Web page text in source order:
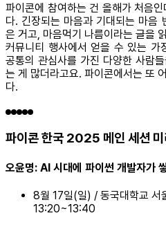
파이콘에 참여하는 건 올해가 처음
다. 긴장되는 마음과 기대되는 마음
은 거고, 마음먹기 나름이라는 글을
커뮤니티 행사에서 얻을 수 있는 가
공통의 관심사를 가진 다양한 사람
는 게 많더라고요. 파이콘에서는 또
다.
파이콘 한국 2025 메인 세션 미
오윤명: AI 시대에 파이썬 개발자가
8월 17일(일) / 동국대학교 서
13:20~13:40